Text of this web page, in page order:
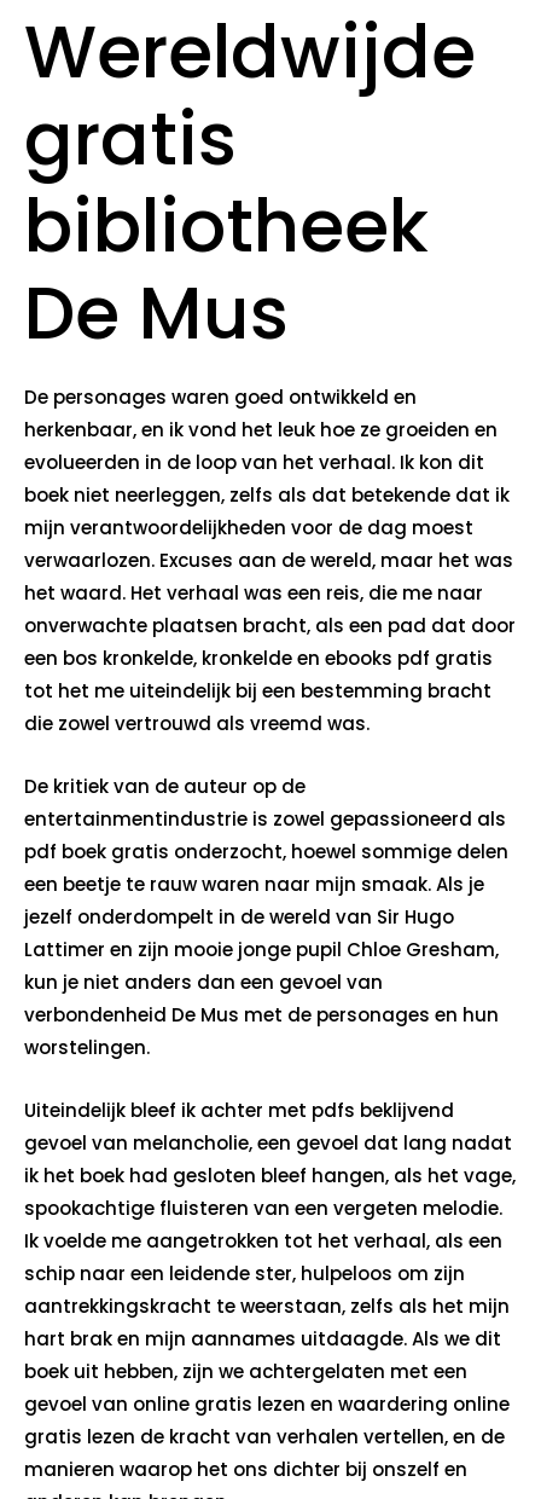
Wereldwijde
gratis
bibliotheek
De Mus
De personages waren goed ontwikkeld en
herkenbaar, en ik vond het leuk hoe ze groeiden en
evolueerden in de loop van het verhaal. Ik kon dit
boek niet neerleggen, zelfs als dat betekende dat ik
mijn verantwoordelijkheden voor de dag moest
verwaarlozen. Excuses aan de wereld, maar het was
het waard. Het verhaal was een reis, die me naar
onverwachte plaatsen bracht, als een pad dat door
een bos kronkelde, kronkelde en ebooks pdf gratis
tot het me uiteindelijk bij een bestemming bracht
die zowel vertrouwd als vreemd was.
De kritiek van de auteur op de
entertainmentindustrie is zowel gepassioneerd als
pdf boek gratis onderzocht, hoewel sommige delen
een beetje te rauw waren naar mijn smaak. Als je
jezelf onderdompelt in de wereld van Sir Hugo
Lattimer en zijn mooie jonge pupil Chloe Gresham,
kun je niet anders dan een gevoel van
verbondenheid De Mus met de personages en hun
worstelingen.
Uiteindelijk bleef ik achter met pdfs beklijvend
gevoel van melancholie, een gevoel dat lang nadat
ik het boek had gesloten bleef hangen, als het vage,
spookachtige fluisteren van een vergeten melodie.
Ik voelde me aangetrokken tot het verhaal, als een
schip naar een leidende ster, hulpeloos om zijn
aantrekkingskracht te weerstaan, zelfs als het mijn
hart brak en mijn aannames uitdaagde. Als we dit
boek uit hebben, zijn we achtergelaten met een
gevoel van online gratis lezen en waardering online
gratis lezen de kracht van verhalen vertellen, en de
manieren waarop het ons dichter bij onszelf en